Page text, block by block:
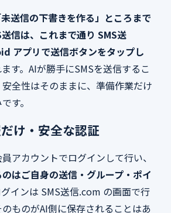
未送信の下書きを作る」ところまで
信は、これまで通り SMS送
アプリで送信ボタンをタップし
す。AIが勝手にSMSを送信するこ
全性はそのままに、準備作業だけ
す。
け・安全な認証
アカウントでログインして行い、
はご自身の送信・グループ・ポイ
インは SMS送信.com の画面で行
ものがAI側に保存されることはあ